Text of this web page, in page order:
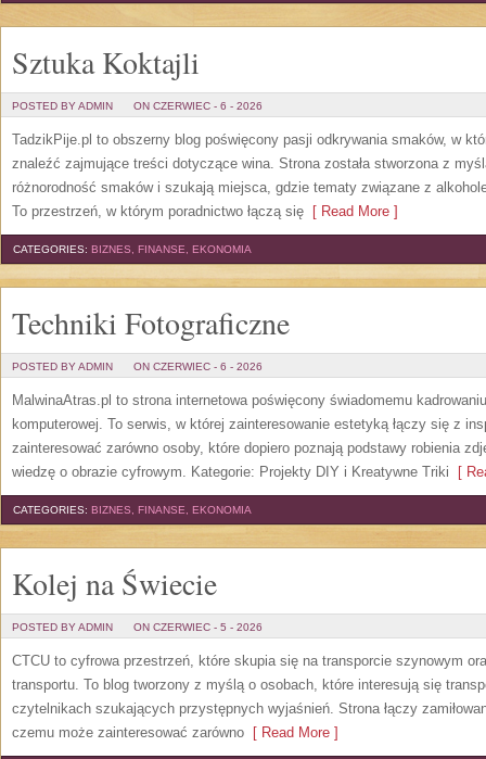
Sztuka Koktajli
POSTED BY ADMIN ON CZERWIEC - 6 - 2026
TadzikPije.pl to obszerny blog poświęcony pasji odkrywania smaków, w
znaleźć zajmujące treści dotyczące wina. Strona została stworzona z
różnorodność smaków i szukają miejsca, gdzie tematy związane z
To przestrzeń, w którym poradnictwo łączą się [ Read More ]
CATEGORIES: BIZNES, FINANSE, EKONOMIA
Techniki Fotograficzne
POSTED BY ADMIN ON CZERWIEC - 6 - 2026
MalwinaAtras.pl to strona internetowa poświęcony świadomemu
komputerowej. To serwis, w której zainteresowanie estetyką łączy się z
zainteresować zarówno osoby, które dopiero poznają podstawy robienia
wiedzę o obrazie cyfrowym. Kategorie: Projekty DIY i Kreatywne Triki [
CATEGORIES: BIZNES, FINANSE, EKONOMIA
Kolej na Świecie
POSTED BY ADMIN ON CZERWIEC - 5 - 2026
CTCU to cyfrowa przestrzeń, które skupia się na transporcie szynowym
transportu. To blog tworzony z myślą o osobach, które interesują się
czytelnikach szukających przystępnych wyjaśnień. Strona łączy
czemu może zainteresować zarówno [ Read More ]